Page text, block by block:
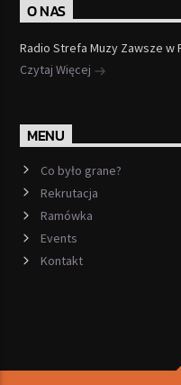
O NAS
Radio Strefa Muzy Zawsze w
Czytaj Więcej
MENU
Co było grane?
Rekrutacja
Ramówka
Events
Kontakt